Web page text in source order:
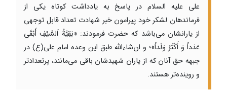
علی علیه السلام در پاسخ به یادداشت کوتاه یکی از
فرماندهان لشکر خود پیرامون خبر شهادت تعداد قابل توجهی
از یارانشان می‌باشد که حضرت فرمودند: «بَقِیَّةُ اَلسَّیْفِ أَبْقَى
عَدَداً وَ أَکْثَرُ وَلَداً»؛ و ان‌شاءالله طبق این وعده امام علی(ع) در
جبهه حق آنان که از یاران شهیدشان باقی می‌مانند، پرتعدادتر
و روینده‌تر هستند.